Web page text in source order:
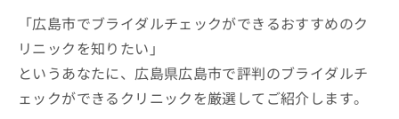
「広島市でブライダルチェックができるおすすめのク
リニックを知りたい」
というあなたに、広島県広島市で評判のブライダルチ
ェックができるクリニックを厳選してご紹介します。
関
す
る
お
い
広
告
出
稿
の
広
告
代
店